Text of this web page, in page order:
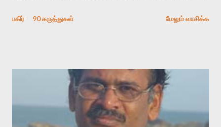
காலத்தில் ஜாலவித்தைக்காரர்கள் வந்து போன பின் அவர்களின்
அதிகமாக்கும். கொல்லாது. ஒரு கனவை மீட்டெடுப்பதன் நோக்கம்
என்னவாக இருக்கும்? கவிதையின் அரூப இயக்கத்தை பொதுவயமாக
வடிக்க முயல்வதும் அதற்கே. கோயில் கருவறையின்
மென்வெளிச்சத்தில் நுண்பேசியின் படக்கருவியை இயக்கி சாத்தி
பகிர் 90 கருத்துகள் மேலும் வாசிக்க